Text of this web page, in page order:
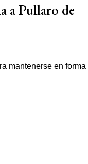
a Pullaro de